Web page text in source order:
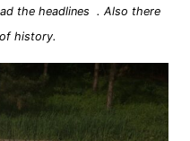
the headlines . Also there
history.